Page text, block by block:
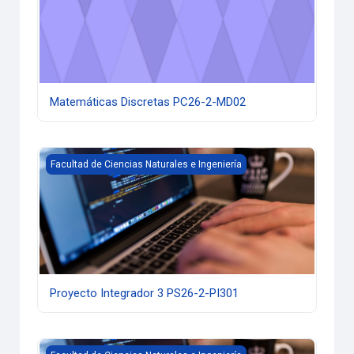
Matemáticas Discretas PC26-2-MD02
Proyecto Integrador 3 PS26-2-PI301
Facultad de Ciencias Naturales e Ingeniería
Proyecto Integrador 3 PS26-2-PI301